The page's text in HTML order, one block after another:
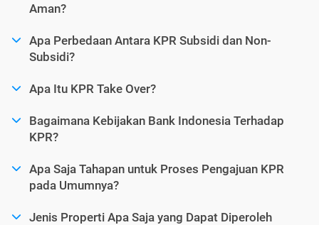
Aman?
Apa Perbedaan Antara KPR Subsidi dan Non-
Subsidi?
Apa Itu KPR Take Over?
Bagaimana Kebijakan Bank Indonesia Terhadap
KPR?
Apa Saja Tahapan untuk Proses Pengajuan KPR
pada Umumnya?
Jenis Properti Apa Saja yang Dapat Diperoleh